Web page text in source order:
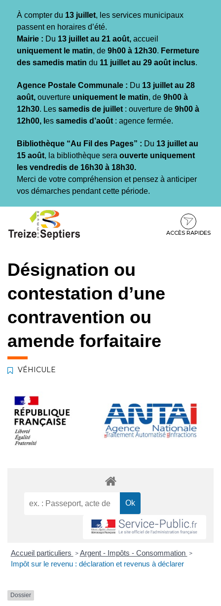
À compter du 13 juillet, les services municipaux
passent en horaires d’été.
Mairie : Du 13 juillet au 21 août, accueil
uniquement le matin, de 9h00 à 12h30. Fermeture
des samedis matin du 11 juillet au 29 août inclus.
Agence Postale Communale : Du 13 juillet au 28
août, ouverture uniquement le matin, de 9h00 à
12h30. Les samedis de juillet : ouverture de 9h00 à
12h00, l es samedis d’août : agence fermée.
Bibliothèque “Au Fil des Pages” : Du 13 juillet au
15 août, la bibliothèque sera ouverte uniquement
les vendredis de 16h30 à 18h30.
Merci de votre compréhension et pensez à anticiper
vos démarches pendant cette période.
contenu
pied
ACCÈS RAPIDES
Désignation ou
contestation d’une
contravention ou
amende forfaitaire
VÉHICULE
Accueil particuliers > Argent - Impôts - Consommation >
Impôt sur le revenu : déclaration et revenus à déclarer
Dossier